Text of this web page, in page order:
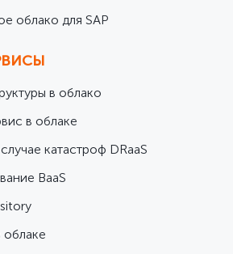
облако для SAP
в облако
в облаке
катастроф DRaaS
BaaS